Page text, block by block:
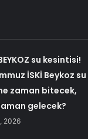
su kesintisi!
İSKİ Beykoz su
zaman bitecek,
gelecek?
2026